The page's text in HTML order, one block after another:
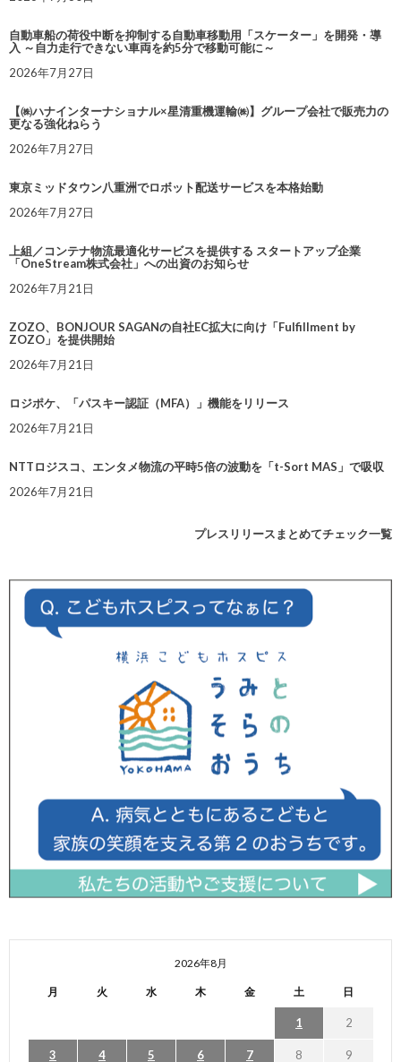
自動車船の荷役中断を抑制する自動車移動用「スケーター」を開発・導
入 ～自力走行できない車両を約5分で移動可能に～
2026年7月27日
【㈱ハナインターナショナル×星清重機運輸㈱】グループ会社で販売力の
更なる強化ねらう
2026年7月27日
東京ミッドタウン八重洲でロボット配送サービスを本格始動
2026年7月27日
上組／コンテナ物流最適化サービスを提供する スタートアップ企業
「OneStream株式会社」への出資のお知らせ
2026年7月21日
ZOZO、BONJOUR SAGANの自社EC拡大に向け「Fulfillment by
ZOZO」を提供開始
2026年7月21日
ロジポケ、「パスキー認証（MFA）」機能をリリース
2026年7月21日
NTTロジスコ、エンタメ物流の平時5倍の波動を「t-Sort MAS」で吸収
2026年7月21日
プレスリリースまとめてチェック一覧
2026年8月
月 火 水 木 金 土 日
1 2
3 4 5 6 7 8 9